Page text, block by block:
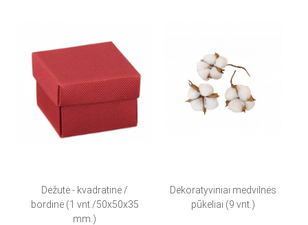
Dėžutė - kvadratinė /
bordinė (1 vnt./50x50x35
mm.)
Dekoratyviniai medvilnės
pūkeliai (9 vnt.)